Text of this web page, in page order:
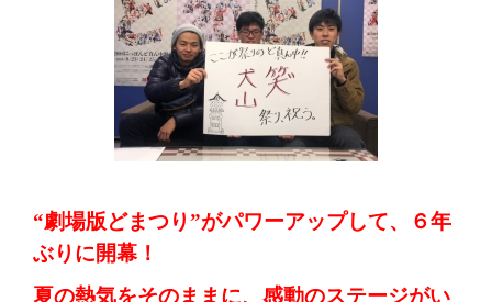
“劇場版どまつり”がパワーアップして、６年
ぶりに開幕！
夏の熱気をそのままに、感動のステージがい